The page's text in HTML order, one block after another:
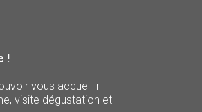
!
vous accueillir
visite dégustation et